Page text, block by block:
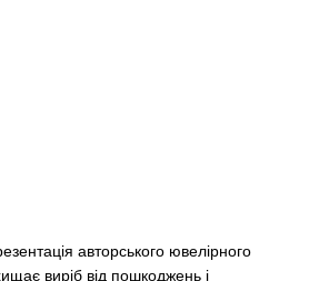
авторського ювелірного
виріб від пошкоджень і